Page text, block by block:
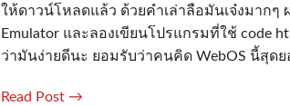
ให้ดาวน์โหลดแล้ว ด้วยคำเล่าลือมันเจ๋งมากๆ
Emulator และลองเขียนโปรแกรมที่ใช้ code
ว่ามันง่ายดีนะ ยอมรับว่าคนคิด WebOS นี้สุด
Read Post →